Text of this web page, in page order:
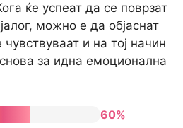
ќе успеат да се поврзат
можно е да објаснат
чувствуваат и на тој начин
за идна емоционална
60%